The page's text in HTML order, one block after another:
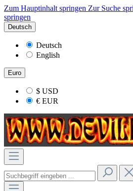
Zum Hauptinhalt springen Zur Suche
springen
Deutsch
Deutsch
English
Euro
$ USD
€ EUR